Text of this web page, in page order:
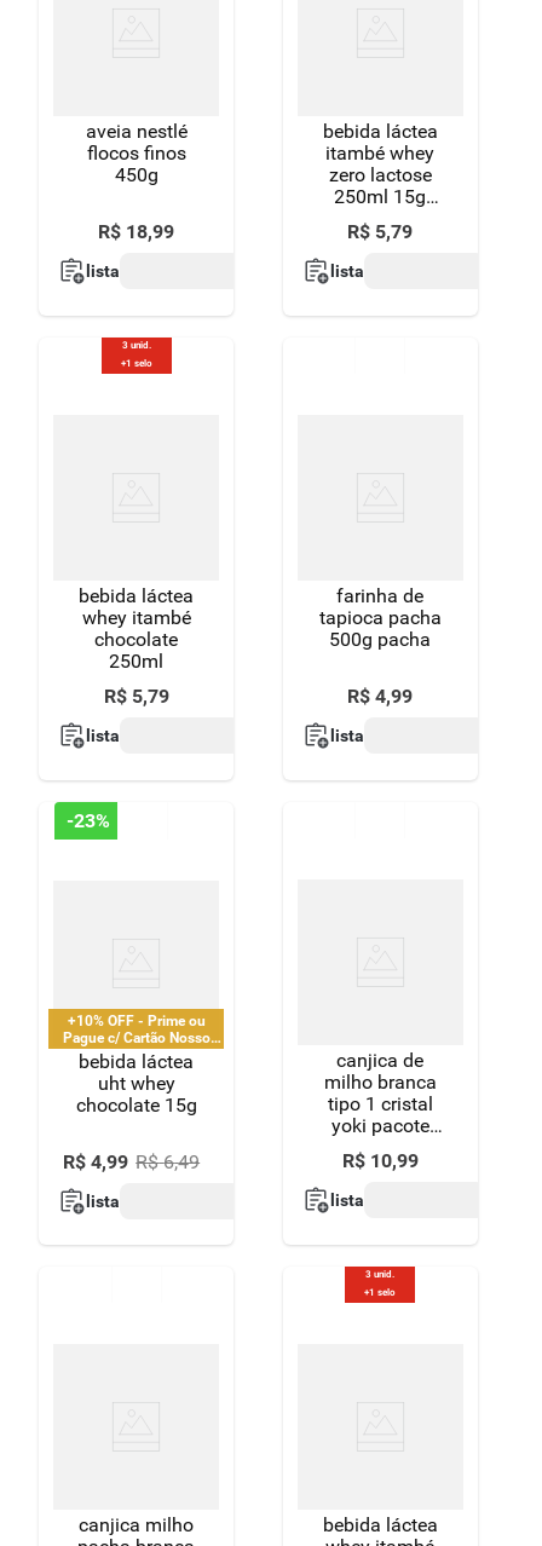
aveia nestlé
flocos finos
450g
R$ 18,99
lista
bebida láctea
itambé whey
zero lactose
250ml 15g
proteína
morango
R$ 5,79
lista
3 unid.
+1 selo
bebida láctea
whey itambé
chocolate
250ml
R$ 5,79
lista
farinha de
tapioca pacha
500g pacha
R$ 4,99
lista
-23%
+10% OFF - Prime ou
Pague c/ Cartão Nosso
Pay
bebida láctea
uht whey
chocolate 15g
R$ 4,99 R$ 6,49
lista
canjica de
milho branca
tipo 1 cristal
yoki pacote
400g
R$ 10,99
lista
canjica milho
3 unid.
+1 selo
bebida láctea